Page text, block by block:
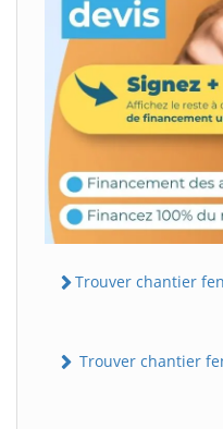
Trouver chantier
Trouver chantier